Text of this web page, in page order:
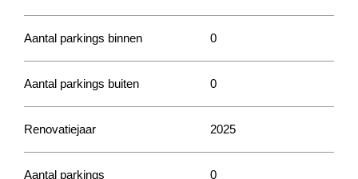
Aantal parkings binnen 0
Aantal parkings buiten 0
Renovatiejaar 2025
Aantal parkings 0